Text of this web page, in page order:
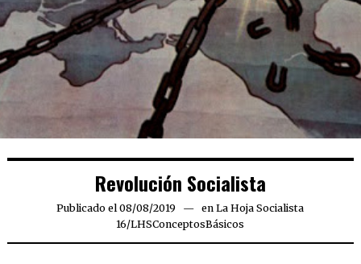
Revolución Socialista
Publicado el 08/08/2019 08/08/2019
en La Hoja Socialista
16/LHSConceptosBásicos